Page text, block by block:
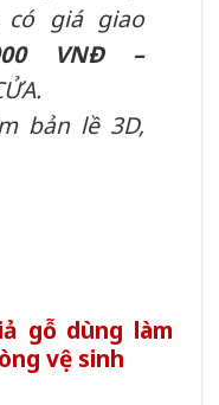
có giá giao
VNĐ –
bản lề 3D,
gỗ dùng làm
vệ sinh